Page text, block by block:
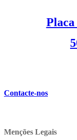
Contacte-nos
Menções Legais